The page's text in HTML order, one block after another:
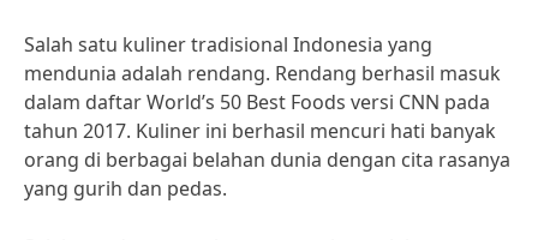
Salah satu kuliner tradisional Indonesia yang
mendunia adalah rendang. Rendang berhasil masuk
dalam daftar World’s 50 Best Foods versi CNN pada
tahun 2017. Kuliner ini berhasil mencuri hati banyak
orang di berbagai belahan dunia dengan cita rasanya
yang gurih dan pedas.